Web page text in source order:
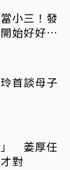
小三！發
始好好
首談母子
」 姜厚任
對